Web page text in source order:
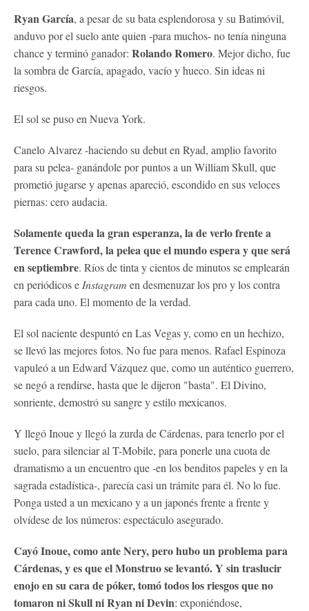
Ryan García, a pesar de su bata esplendorosa y su Batimóvil,
anduvo por el suelo ante quien -para muchos- no tenía ninguna
chance y terminó ganador: Rolando Romero. Mejor dicho, fue
la sombra de García, apagado, vacío y hueco. Sin ideas ni
riesgos.
El sol se puso en Nueva York.
Canelo Alvarez -haciendo su debut en Ryad, amplio favorito
para su pelea- ganándole por puntos a un William Skull, que
prometió jugarse y apenas apareció, escondido en sus veloces
piernas: cero audacia.
Solamente queda la gran esperanza, la de verlo frente a
Terence Crawford, la pelea que el mundo espera y que será
en septiembre. Ríos de tinta y cientos de minutos se emplearán
en periódicos e Instagram en desmenuzar los pro y los contra
para cada uno. El momento de la verdad.
El sol naciente despuntó en Las Vegas y, como en un hechizo,
se llevó las mejores fotos. No fue para menos. Rafael Espinoza
vapuleó a un Edward Vázquez que, como un auténtico guerrero,
se negó a rendirse, hasta que le dijeron "basta". El Divino,
sonriente, demostró su sangre y estilo mexicanos.
Y llegó Inoue y llegó la zurda de Cárdenas, para tenerlo por el
suelo, para silenciar al T-Mobile, para ponerle una cuota de
dramatismo a un encuentro que -en los benditos papeles y en la
sagrada estadística-, parecía casi un trámite para él. No lo fue.
Ponga usted a un mexicano y a un japonés frente a frente y
olvídese de los números: espectáculo asegurado.
Cayó Inoue, como ante Nery, pero hubo un problema para
Cárdenas, y es que el Monstruo se levantó. Y sin traslucir
enojo en su cara de póker, tomó todos los riesgos que no
tomaron ni Skull ni Ryan ni Devin: exponiéndose,